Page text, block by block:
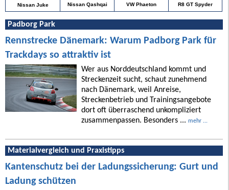
Nissan Juke Nissan Qashqai VW Phaeton R8 GT Spyder
Padborg Park
Rennstrecke Dänemark: Warum Padborg Park für
Trackdays so attraktiv ist
Wer aus Norddeutschland kommt und
Streckenzeit sucht, schaut zunehmend
nach Dänemark, weil Anreise,
Streckenbetrieb und Trainingsangebote
dort oft überraschend unkompliziert
zusammenpassen. Besonders ... mehr ...
Materialvergleich und Praxistipps
Kantenschutz bei der Ladungssicherung: Gurt und
Ladung schützen